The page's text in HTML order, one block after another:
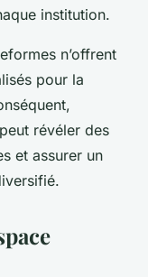
institution.
n’offrent
pour la
révéler des
et assurer un